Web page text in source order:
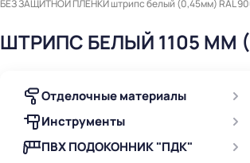
БЕЗ ЗАЩИТНОЙ ПЛЕНКИ штрипс белый (0,45мм) RAL
ШТРИПС БЕЛЫЙ 1105 ММ
Отделочные материалы
Инструменты
ПВХ ПОДОКОННИК "ПДК"